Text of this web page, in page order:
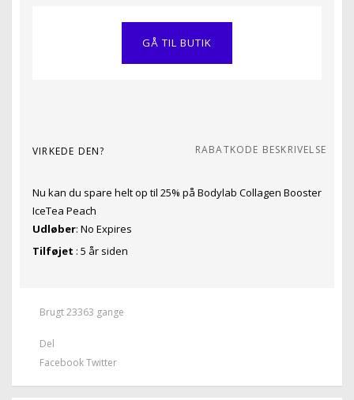
GÅ TIL BUTIK
VIRKEDE DEN? RABATKODE BESKRIVELSE
Nu kan du spare helt op til 25% på Bodylab Collagen Booster
IceTea Peach
Udløber: No Expires
Tilføjet : 5 år siden
Brugt 23363 gange
Del
FacebookTwitter